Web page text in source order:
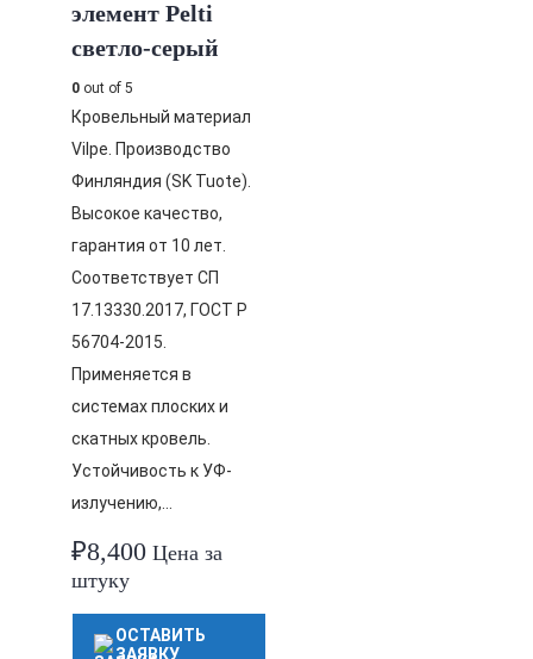
элемент Pelti
светло-серый
0 out of 5
Кровельный материал
Vilpe. Производство
Финляндия (SK Tuote).
Высокое качество,
гарантия от 10 лет.
Соответствует СП
17.13330.2017, ГОСТ Р
56704-2015.
Применяется в
системах плоских и
скатных кровель.
Устойчивость к УФ-
излучению,…
₽8,400 Цена за
штуку
ОСТАВИТЬ
ЗАЯВКУ